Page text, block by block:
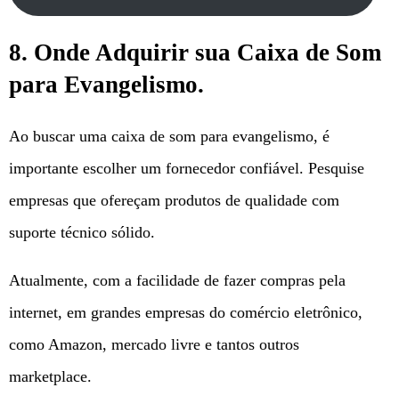
8. Onde Adquirir sua Caixa de Som
para Evangelismo.
Ao buscar uma caixa de som para evangelismo, é
importante escolher um fornecedor confiável. Pesquise
empresas que ofereçam produtos de qualidade com
suporte técnico sólido.
Atualmente, com a facilidade de fazer compras pela
internet, em grandes empresas do comércio eletrônico,
como Amazon, mercado livre e tantos outros
marketplace.